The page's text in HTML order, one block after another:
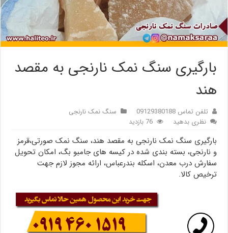
بارگیری سنگ نمک نارنجی به مقصد
هند
تلفن تماس 09129380188
سنگ نمک نارنجی
نظری بدهید
76 بازدید
بارگیری سنگ نمک نارنجی به مقصد هند، سنگ نمک صورتی،قرمز
و نارنجی، بسته بندی شده در کیسه های جامبو بگ، امکان تحویل
سفارش درب معدن، اسکله بندرعباس، ارائه مجوز لازم جهت
ترخیص کالا.